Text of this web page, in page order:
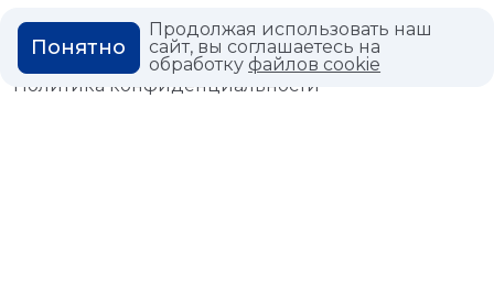
Политика конфиденциальности
Продолжая использовать наш
сайт, вы соглашаетесь на
обработкуфайлов cookie
Понятно